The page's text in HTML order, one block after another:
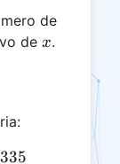
de
de x
x.
2}